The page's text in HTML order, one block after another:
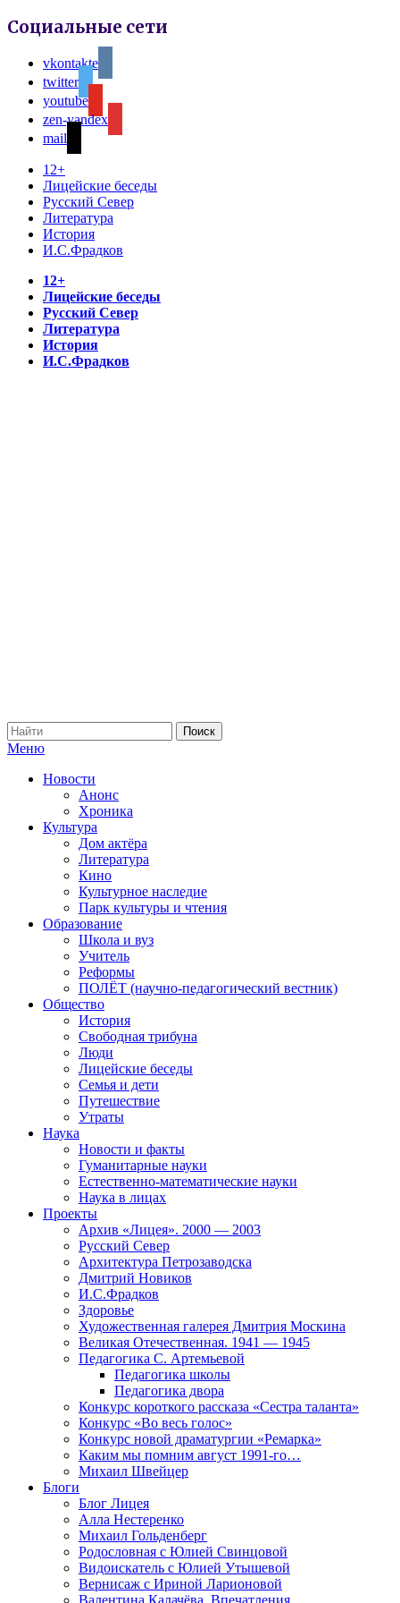
Социальные сети
vkontakte
twitter
youtube
zen-yandex
mail
12+
Лицейские беседы
Русский Север
Литература
История
И.С.Фрадков
12+
Лицейские беседы
Русский Север
Литература
История
И.С.Фрадков
Меню
Новости
Анонс
Хроника
Культура
Дом актёра
Литература
Кино
Культурное наследие
Парк культуры и чтения
Образование
Школа и вуз
Учитель
Реформы
ПОЛЁТ (научно-педагогический вестник)
Общество
История
Свободная трибуна
Люди
Лицейские беседы
Семья и дети
Путешествие
Утраты
Наука
Новости и факты
Гуманитарные науки
Естественно-математические науки
Наука в лицах
Проекты
Архив «Лицея». 2000 — 2003
Русский Север
Архитектура Петрозаводска
Дмитрий Новиков
И.С.Фрадков
Здоровье
Художественная галерея Дмитрия Москина
Великая Отечественная. 1941 — 1945
Педагогика С. Артемьевой
Педагогика школы
Педагогика двора
Конкурс короткого рассказа «Сестра таланта»
Конкурс «Во весь голос»
Конкурс новой драматургии «Ремарка»
Каким мы помним август 1991-го…
Михаил Швейцер
Блоги
Блог Лицея
Алла Нестеренко
Михаил Гольденберг
Родословная с Юлией Свинцовой
Видоискатель с Юлией Утышевой
Вернисаж с Ириной Ларионовой